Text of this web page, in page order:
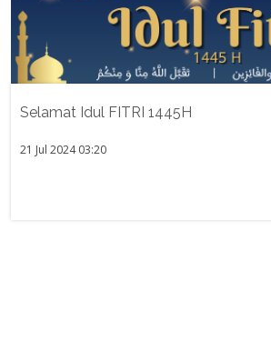
Selamat Idul FITRI 1445H
21 Jul 2024 03:20